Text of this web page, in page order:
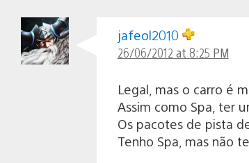
jafeol2010
26/06/2012 at 8:25 PM
Legal, mas o carro é
Assim como Spa, ter
Os pacotes de pista
Tenho Spa, mas não